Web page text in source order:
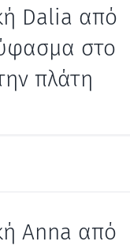
Dalia από
στο
πλάτη
Anna από